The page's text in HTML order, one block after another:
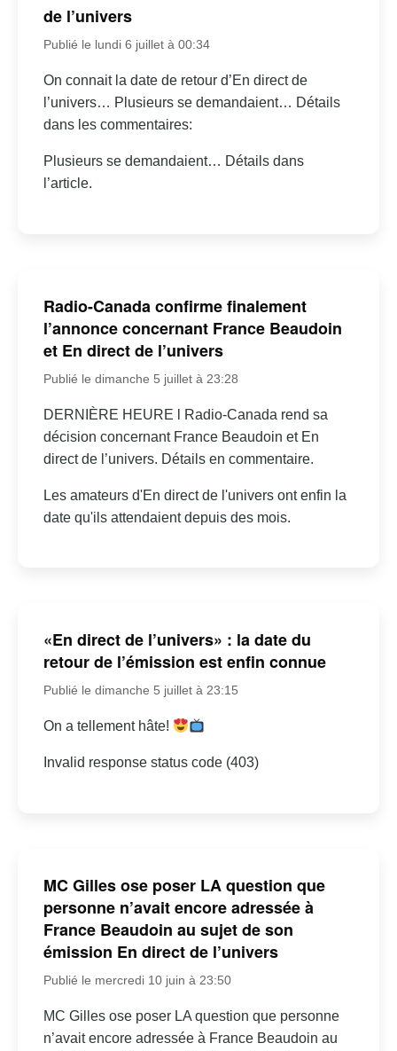
de l’univers
Publié le lundi 6 juillet à 00:34
On connait la date de retour d’En direct de
l’univers… Plusieurs se demandaient… Détails
dans les commentaires:
Plusieurs se demandaient… Détails dans
l’article.
Radio-Canada confirme finalement
l’annonce concernant France Beaudoin
et En direct de l’univers
Publié le dimanche 5 juillet à 23:28
DERNIÈRE HEURE l Radio-Canada rend sa
décision concernant France Beaudoin et En
direct de l’univers. Détails en commentaire.
Les amateurs d'En direct de l'univers ont enfin la
date qu'ils attendaient depuis des mois.
«En direct de l’univers» : la date du
retour de l’émission est enfin connue
Publié le dimanche 5 juillet à 23:15
On a tellement hâte!
Invalid response status code (403)
MC Gilles ose poser LA question que
personne n’avait encore adressée à
France Beaudoin au sujet de son
émission En direct de l’univers
Publié le mercredi 10 juin à 23:50
MC Gilles ose poser LA question que personne
n’avait encore adressée à France Beaudoin au